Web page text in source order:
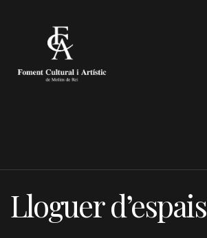
Lloguer d’espais